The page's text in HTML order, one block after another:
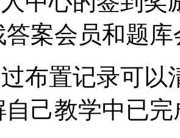
答案会员和题库
布置记录可
己教学中已